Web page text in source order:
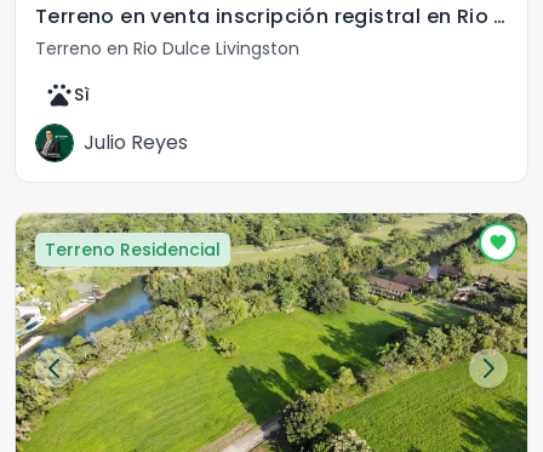
Terreno en venta inscripción registral en Rio Dulce
Terreno en Rio Dulce Livingston
petsSì
Julio Reyes
Terreno Residencial